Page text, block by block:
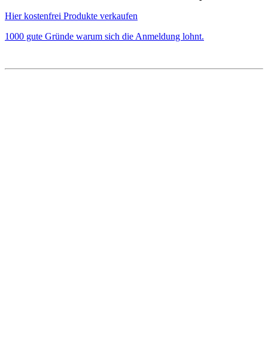
Hier kostenfrei Produkte verkaufen
1000 gute Gründe warum sich die Anmeldung lohnt.